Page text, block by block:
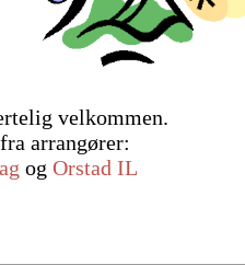
velkommen.
arrangører:
og Orstad IL